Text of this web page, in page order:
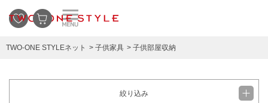
TWO-ONE STYLEネット 子供家具 子供部屋収納
絞り込み